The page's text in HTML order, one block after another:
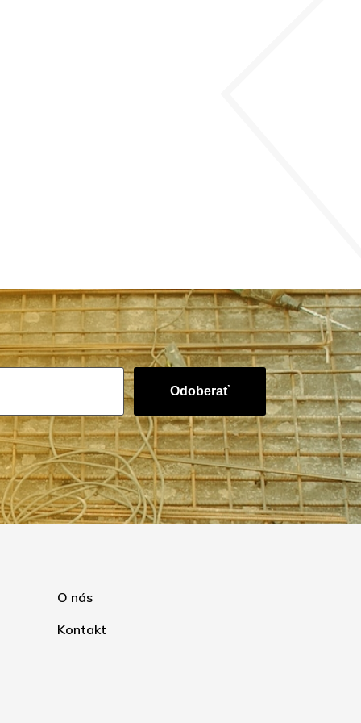
Odoberať
O nás
Kontakt